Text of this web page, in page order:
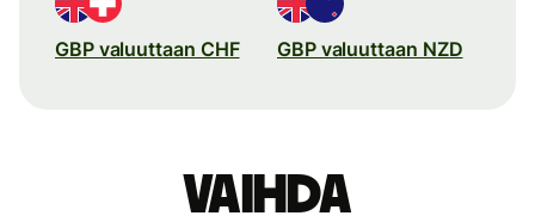
GBP valuuttaan CHF GBP valuuttaan NZD
Vaihda